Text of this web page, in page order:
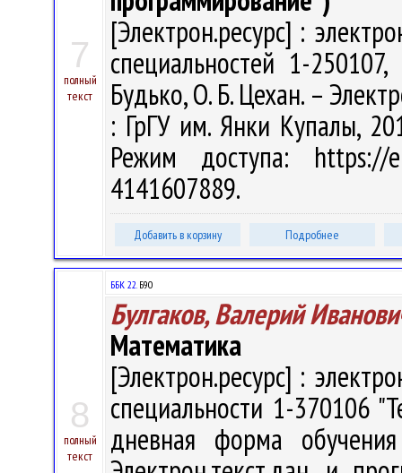
7
полный
текст
[Электрон.ресурс] :
специальностей 1-
Будько, О. Б. Цехан. –
: ГрГУ им. Янки Купалы,
Режим доступа: https://
4141607889.
Добавить в корзину Подробнее
8
полный
текст
ББК 22.Б90
Булгаков, Валерий
Математика
[Электрон.ресурс] :
специальности 1-370106
дневная форма